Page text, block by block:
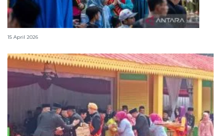
Lebaran Betawi, harmoni tradisi dan kota global
15 April 2026